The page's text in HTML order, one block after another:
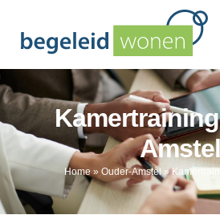
Amstel
Home» Ouder-Amstel»